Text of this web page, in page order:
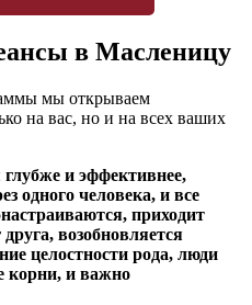
в Масленицу
мы открываем
на вас, но и на всех ваших
глубже и эффективнее,
одного человека, и все
приходит
возобновляется
целостности рода, люди
корни, и важно